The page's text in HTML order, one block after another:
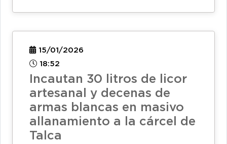
15/01/2026
18:52
Incautan 30 litros de licor
artesanal y decenas de
armas blancas en masivo
allanamiento a la cárcel de
Talca